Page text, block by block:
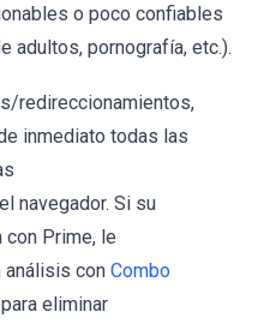
o poco confiables
adultos, pornografía, etc.).
redireccionamientos,
inmediato todas las
navegador. Si su
Prime, le
análisis con Combo
para eliminar